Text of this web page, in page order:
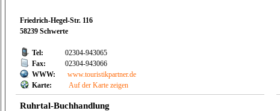
Friedrich-Hegel-Str. 116
58239 Schwerte
Tel:
02304-943065
Fax:
02304-943066
WWW:
www.touristikpartner.de
Karte:
Auf der Karte zeigen
Ruhrtal-Buchhandlung